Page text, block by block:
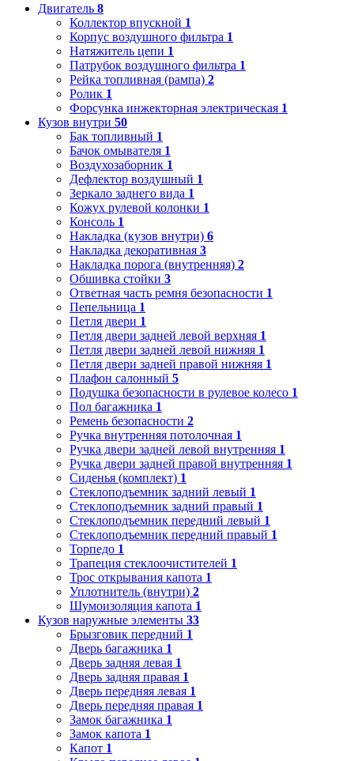
Двигатель 8
Коллектор впускной 1
Корпус воздушного фильтра 1
Натяжитель цепи 1
Патрубок воздушного фильтра 1
Рейка топливная (рампа) 2
Ролик 1
Форсунка инжекторная электрическая 1
Кузов внутри 50
Бак топливный 1
Бачок омывателя 1
Воздухозаборник 1
Дефлектор воздушный 1
Зеркало заднего вида 1
Кожух рулевой колонки 1
Консоль 1
Накладка (кузов внутри) 6
Накладка декоративная 3
Накладка порога (внутренняя) 2
Обшивка стойки 3
Ответная часть ремня безопасности 1
Пепельница 1
Петля двери 1
Петля двери задней левой верхняя 1
Петля двери задней левой нижняя 1
Петля двери задней правой нижняя 1
Плафон салонный 5
Подушка безопасности в рулевое колесо 1
Пол багажника 1
Ремень безопасности 2
Ручка внутренняя потолочная 1
Ручка двери задней левой внутренняя 1
Ручка двери задней правой внутренняя 1
Сиденья (комплект) 1
Стеклоподъемник задний левый 1
Стеклоподъемник задний правый 1
Стеклоподъемник передний левый 1
Стеклоподъемник передний правый 1
Торпедо 1
Трапеция стеклоочистителей 1
Трос открывания капота 1
Уплотнитель (внутри) 2
Шумоизоляция капота 1
Кузов наружные элементы 33
Брызговик передний 1
Дверь багажника 1
Дверь задняя левая 1
Дверь задняя правая 1
Дверь передняя левая 1
Дверь передняя правая 1
Замок багажника 1
Замок капота 1
Капот 1